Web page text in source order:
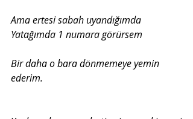
Ama ertesi sabah uyandığımda
Yatağımda 1 numara görürsem
Bir daha o bara dönmemeye yemin
ederim.